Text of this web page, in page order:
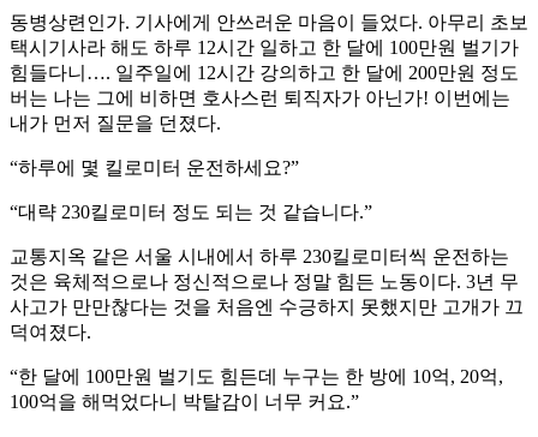
동병상련인가. 기사에게 안쓰러운 마음이 들었다. 아무리 초보
택시기사라 해도 하루 12시간 일하고 한 달에 100만원 벌기가
힘들다니…. 일주일에 12시간 강의하고 한 달에 200만원 정도
버는 나는 그에 비하면 호사스런 퇴직자가 아닌가! 이번에는
내가 먼저 질문을 던졌다.
“하루에 몇 킬로미터 운전하세요?”
“대략 230킬로미터 정도 되는 것 같습니다.”
교통지옥 같은 서울 시내에서 하루 230킬로미터씩 운전하는
것은 육체적으로나 정신적으로나 정말 힘든 노동이다. 3년 무
사고가 만만찮다는 것을 처음엔 수긍하지 못했지만 고개가 끄
덕여졌다.
“한 달에 100만원 벌기도 힘든데 누구는 한 방에 10억, 20억,
100억을 해먹었다니 박탈감이 너무 커요.”